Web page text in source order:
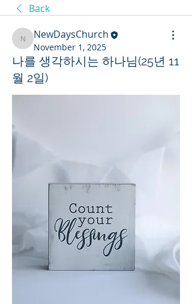
Back
NewDaysChurch
NewDaysChurch
November 1, 2025
나를 생각하시는 하나님(25년 11
월 2일)